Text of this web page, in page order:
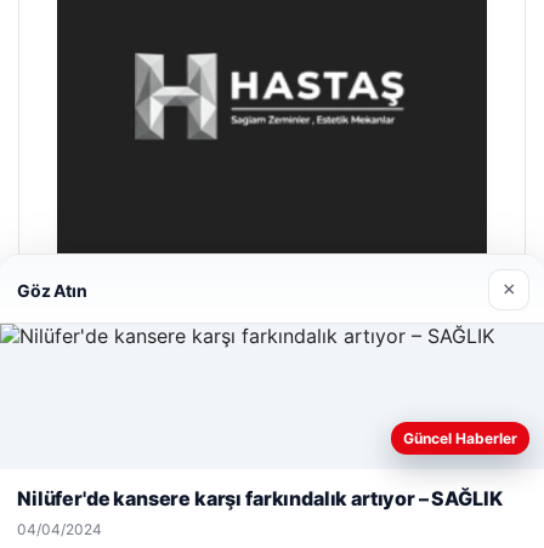
Web sitemizi nasıl kullandığınızı daha iyi anlayabilmek,
deneyiminizi kişiselleştirmek ve geliştirmek amacıyla çerezler
Kabul Et
Göz Atın ×
Güncel Haberler
Nilüfer'de kansere karşı farkındalık artıyor – SAĞLIK
04/04/2024